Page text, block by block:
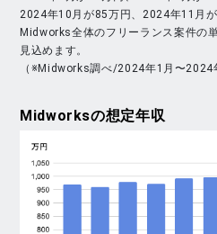
2024年10月が85万円、2024年11月が
Midworks全体のフリーランス案件の
見込めます。
（※Midworks調べ/2024年1月〜2024
Midworksの想定年収